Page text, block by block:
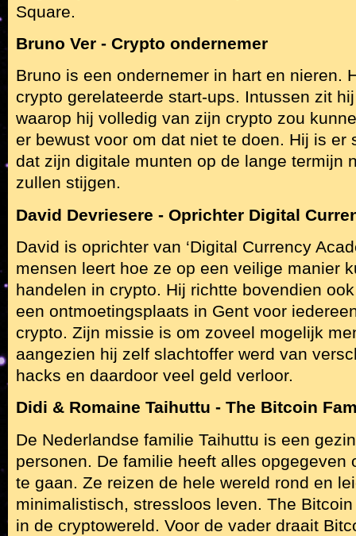
Square.
Bruno Ver - Crypto ondernemer
Bruno is een ondernemer in hart en nieren.
crypto gerelateerde start-ups. Intussen zit
waarop hij volledig van zijn crypto zou
er bewust voor om dat niet te doen. Hij is er
dat zijn digitale munten op de lange termijn
zullen stijgen.
David Devriesere - Oprichter Digital
David is oprichter van ‘Digital Currency
mensen leert hoe ze op een veilige manier
handelen in crypto. Hij richtte bovendien ook
een ontmoetingsplaats in Gent voor
crypto. Zijn missie is om zoveel mogelijk
aangezien hij zelf slachtoffer werd van
hacks en daardoor veel geld verloor.
Didi & Romaine Taihuttu - The Bitcoin
De Nederlandse familie Taihuttu is een
personen. De familie heeft alles opgegeven
te gaan. Ze reizen de hele wereld rond en
minimalistisch, stressloos leven. The
in de cryptowereld. Voor de vader draait